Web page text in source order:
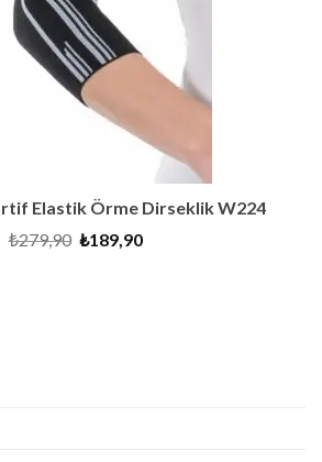
Elastik Örme Dirseklik W224
₺279,90 Original
₺189,90Current